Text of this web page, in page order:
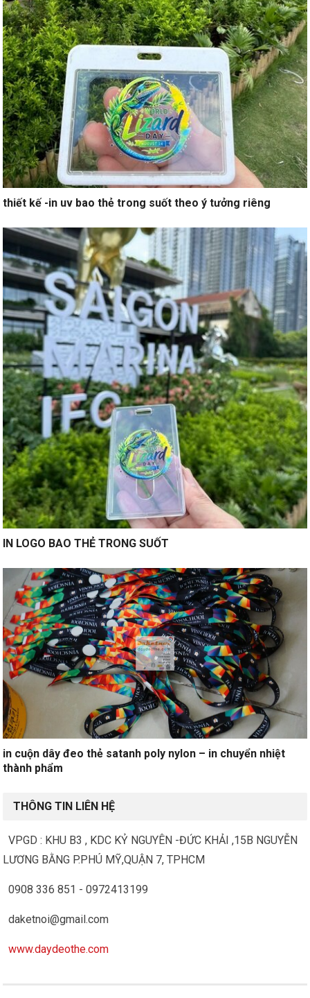
thiết kế -in uv bao thẻ trong suốt theo ý tưởng riêng
IN LOGO BAO THẺ TRONG SUỐT
in cuộn dây đeo thẻ satanh poly nylon – in chuyển nhiệt
thành phẩm
THÔNG TIN LIÊN HỆ
VPGD : KHU B3 , KDC KỶ NGUYÊN -ĐỨC KHẢI ,15B NGUYỄN
LƯƠNG BẰNG P.PHÚ MỸ,QUẬN 7, TPHCM
0908 336 851 - 0972413199
daketnoi@gmail.com
www.daydeothe.com